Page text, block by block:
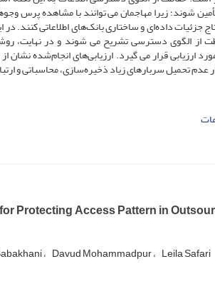
شوند؛ زیرا مهاجمان می توانند با مشاهده پرس
جزئیات داده‌ای و ساختاری بانک‌های اطلاعاتی کنند. در
از الگوی دسترسی تشریح می شوند و در نهایت،
قرار می گیرد. ارزیابی‌های انجام‌شده نشان
تحمیل سربارهای زیاد ذخیره‌سازی، محاسباتی و
Protecting Access Pattern in
Davud Mohammadpur Leila Safari